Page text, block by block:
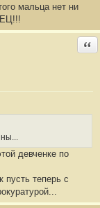
мальца нет ни
девченке по
пусть теперь с